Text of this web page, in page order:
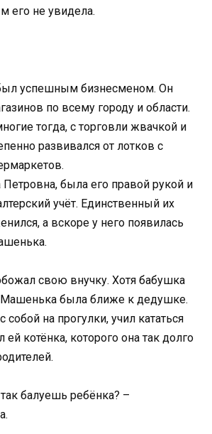
его не увидела.
успешным бизнесменом. Он
по всему городу и области.
тогда, с торговли жвачкой и
развивался от лотков с
Петровна, была его правой рукой и
учёт. Единственный их
а вскоре у него появилась
свою внучку. Хотя бабушка
была ближе к дедушке.
собой на прогулки, учил кататься
ей котёнка, которого она так долго
балуешь ребёнка? –